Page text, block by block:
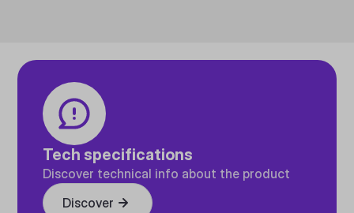
Tech specifications
Discover technical info about the product
Discover